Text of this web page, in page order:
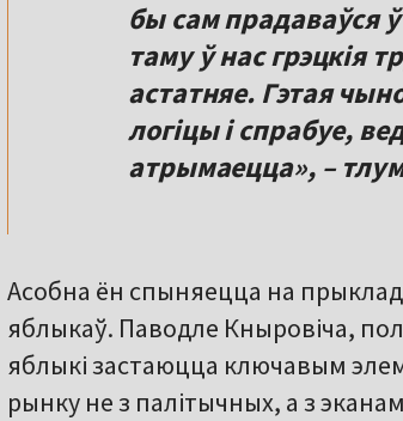
бы сам прадаваўся
таму ў нас грэцкія
астатняе. Гэтая
логіцы і спрабуе,
атрымаецца», –
Асобна ён спыняецца на
яблыкаў. Паводле Кныровіча,
яблыкі застаюцца ключавым
рынку не з палітычных, а з